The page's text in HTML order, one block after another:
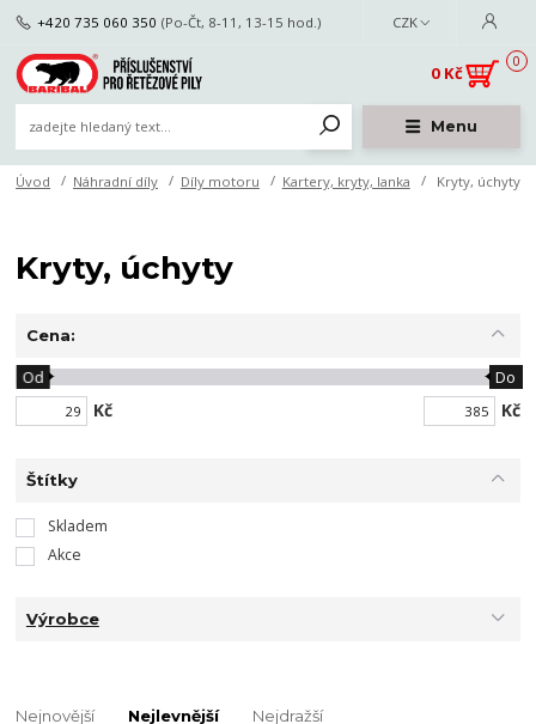
Menu
CZK
+420 735 060 350 (Po-Čt, 8-11, 13-15 hod.)
0
0 Kč
Úvod Náhradní díly Díly motoru Kartery, kryty, lanka Kryty, úchyty
Kryty, úchyty
Cena:
Kč
Od Do
Kč
Štítky
Skladem
Akce
Výrobce
Nejnovější Nejlevnější Nejdražší